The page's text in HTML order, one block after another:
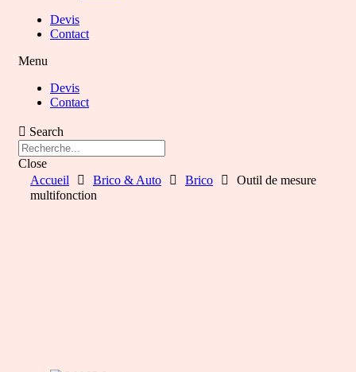
Devis
Contact
Menu
Devis
Contact
Search
Close
Accueil
Brico & Auto Brico
Outil de mesure
multifonction